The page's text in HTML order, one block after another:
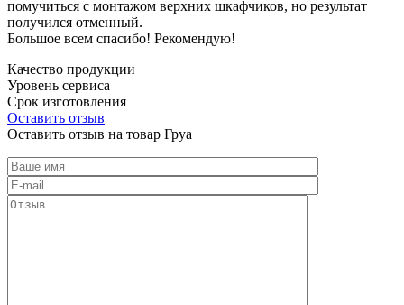
помучиться с монтажом верхних шкафчиков, но результат
получился отменный.
Большое всем спасибо! Рекомендую!
Качество продукции
Уровень сервиса
Срок изготовления
Оставить отзыв
Оставить отзыв на товар Груа